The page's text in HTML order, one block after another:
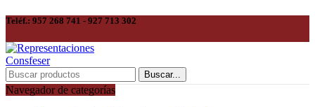
Teléf.: 957 268 741 - 927 713 302
Buscar...
Navegador de categorías